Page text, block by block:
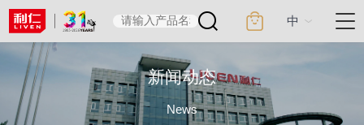
中
新闻动态
News